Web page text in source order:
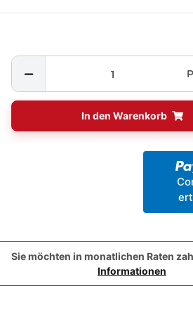
In den Warenkorb
Sie möchten in monatlichen Raten
Informationen